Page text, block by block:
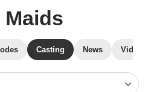
Casting News